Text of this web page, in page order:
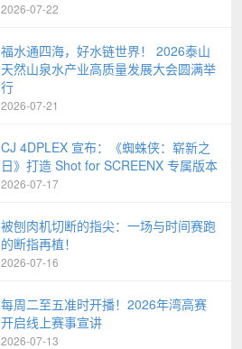
2026-07-22
福水通四海，好水链世界！ 2026泰山
天然山泉水产业高质量发展大会圆满举
行
2026-07-21
CJ 4DPLEX 宣布：《蜘蛛侠：崭新之
日》打造 Shot for SCREENX 专属版本
2026-07-17
被刨肉机切断的指尖：一场与时间赛跑
的断指再植！
2026-07-16
每周二至五准时开播！2026年湾高赛
开启线上赛事宣讲
2026-07-13